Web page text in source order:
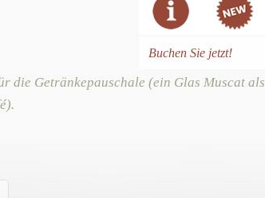
Buchen Sie jetzt!
die Getränkepauschale (ein Glas Muscat als